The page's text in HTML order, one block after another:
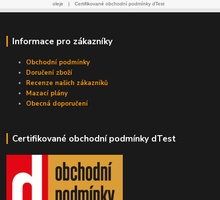
oleje
| Certifikované obchodní podmínky dTest
Informace pro zákazníky
Obchodní podmínky
Doručení zboží
Recenze našich zákazníků
Mazací plány
Obecná doporučení
Certifikované obchodní podmínky dTest